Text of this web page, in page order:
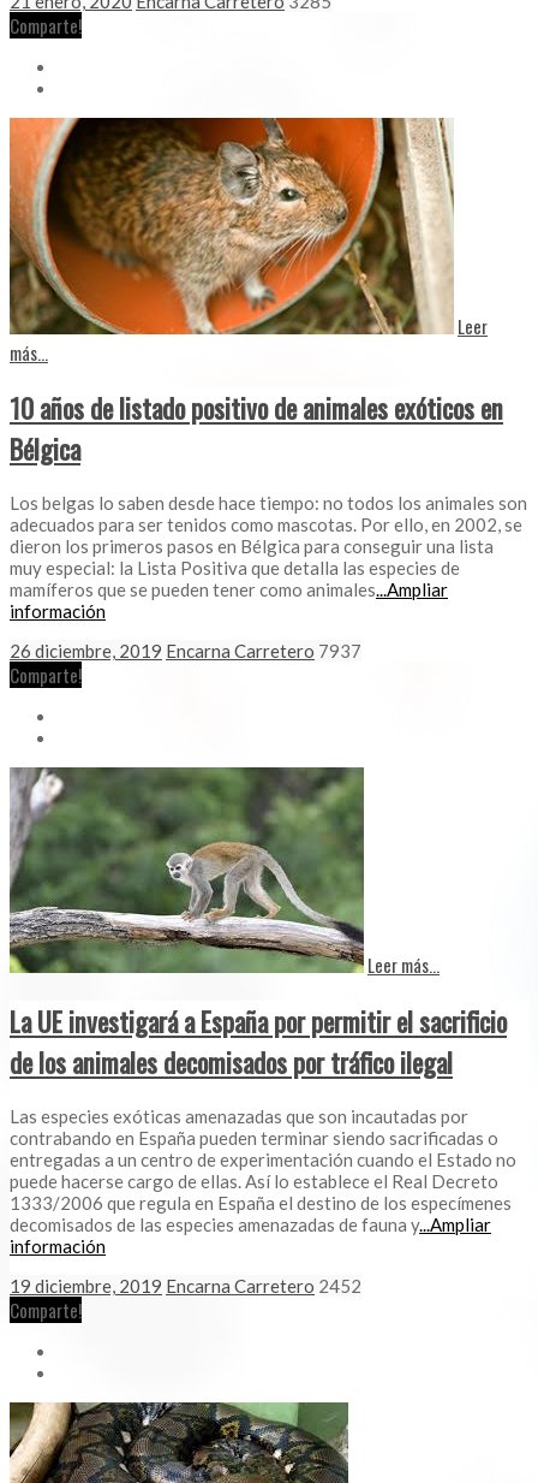
Comparte!
Leer
más...
10 años de listado positivo de animales exóticos en
Bélgica
Los belgas lo saben desde hace tiempo: no todos los animales son
adecuados para ser tenidos como mascotas. Por ello, en 2002, se
dieron los primeros pasos en Bélgica para conseguir una lista
muy especial: la Lista Positiva que detalla las especies de
mamíferos que se pueden tener como animales...Ampliar
información
26 diciembre, 2019 Encarna Carretero 7937
Comparte!
Leer más...
La UE investigará a España por permitir el sacrificio
de los animales decomisados por tráfico ilegal
Las especies exóticas amenazadas que son incautadas por
contrabando en España pueden terminar siendo sacrificadas o
entregadas a un centro de experimentación cuando el Estado no
puede hacerse cargo de ellas. Así lo establece el Real Decreto
1333/2006 que regula en España el destino de los especímenes
decomisados de las especies amenazadas de fauna y...Ampliar
información
19 diciembre, 2019 Encarna Carretero 2452
Comparte!